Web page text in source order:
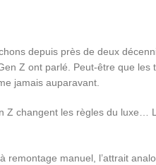
depuis près de deux
Z ont parlé. Peut-être que
jamais auparavant.
Z changent les règles du luxe…
manuel, l’attrait